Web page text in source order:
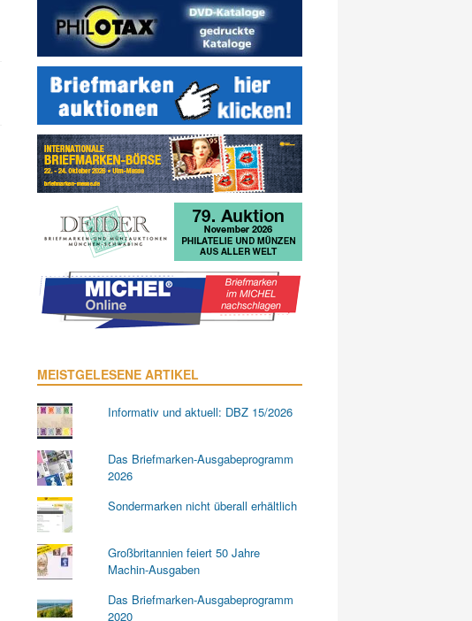
MEISTGELESENE ARTIKEL
Informativ und aktuell: DBZ 15/2026
Das Briefmarken-Ausgabeprogramm
2026
Sondermarken nicht überall erhältlich
Großbritannien feiert 50 Jahre
Machin-Ausgaben
Das Briefmarken-Ausgabeprogramm
2020